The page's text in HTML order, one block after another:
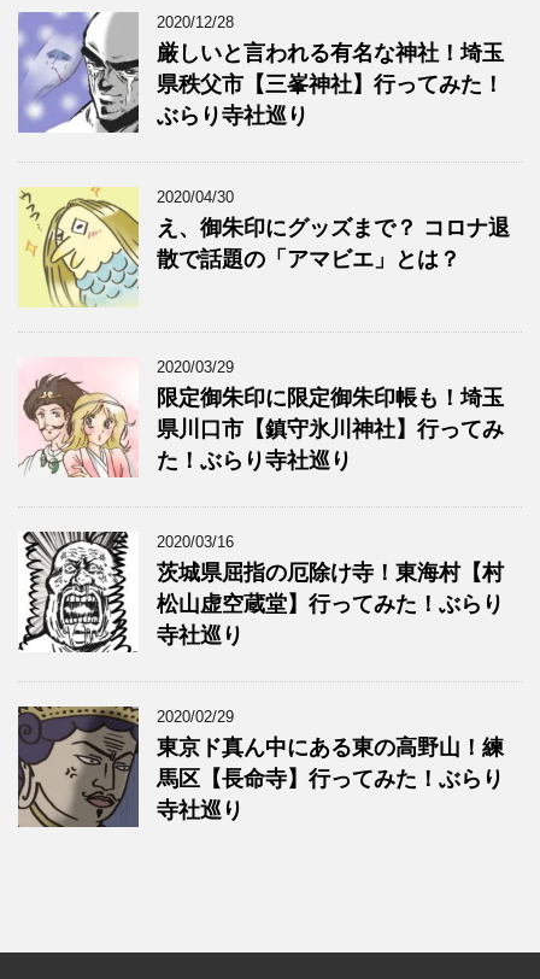
2020/12/28
厳しいと言われる有名な神社！埼玉
県秩父市【三峯神社】行ってみた！
ぶらり寺社巡り
2020/04/30
え、御朱印にグッズまで？ コロナ退
散で話題の「アマビエ」とは？
2020/03/29
限定御朱印に限定御朱印帳も！埼玉
県川口市【鎮守氷川神社】行ってみ
た！ぶらり寺社巡り
2020/03/16
茨城県屈指の厄除け寺！東海村【村
松山虚空蔵堂】行ってみた！ぶらり
寺社巡り
2020/02/29
東京ド真ん中にある東の高野山！練
馬区【長命寺】行ってみた！ぶらり
寺社巡り